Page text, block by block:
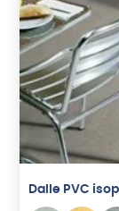
Dalle PVC